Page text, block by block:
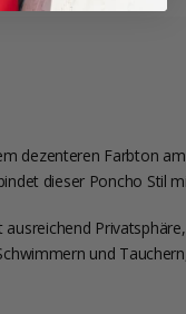
dezenteren Farbton
dieser Poncho Stil
und